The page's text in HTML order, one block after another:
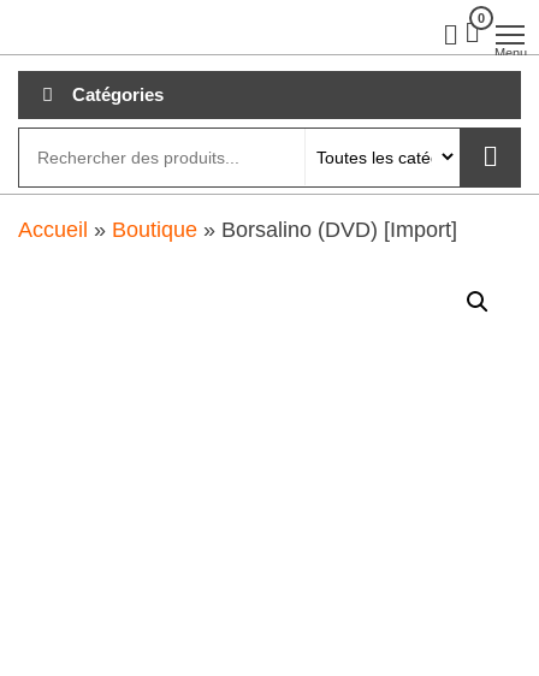
au
contenu
0
Menu
Catégories
Accueil » Boutique » Borsalino (DVD) [Import]